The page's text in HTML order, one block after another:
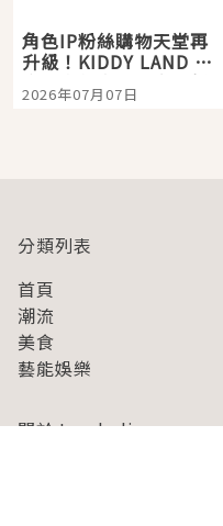
角色IP粉絲購物天堂再
升級！KIDDY LAND 原
宿店吉伊卡哇迎客，新
開幕 OMOKADO 店3分
2026年07月07日
分類列表
首頁
潮流
美食
藝能娛樂
關於Japaholic